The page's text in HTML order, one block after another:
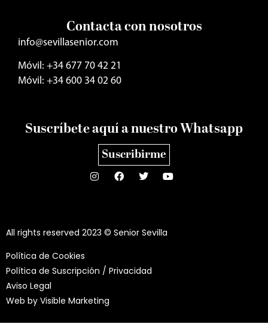
Contacta con nosotros
info@sevillasenior.com
Móvil: +34 677 70 42 21
Móvil: +34 600 34 02 60
Suscríbete aquí a nuestro Whatsapp
Suscribirme
All rights reserved 2023 © Senior Sevilla
Política de Cookies
Política de Suscripción / Privacidad
Aviso Legal
Web by Visible Marketing